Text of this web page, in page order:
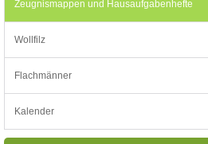
Zeugnismappen und Hausaufgabenhefte
Wollfilz
Flachmänner
Kalender